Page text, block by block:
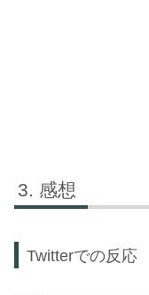
感想
Twitterでの反応